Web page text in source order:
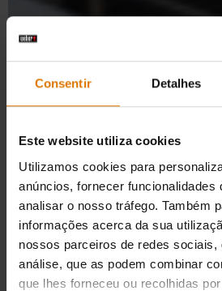
Consentir Detalhes
Este website utiliza cookies
Utilizamos cookies para
anúncios, fornecer funcionalidades
analisar o nosso tráfego. Também
informações acerca da sua
nossos parceiros de redes sociais,
análise, que as podem combinar
que lhes forneceu ou recolhidas